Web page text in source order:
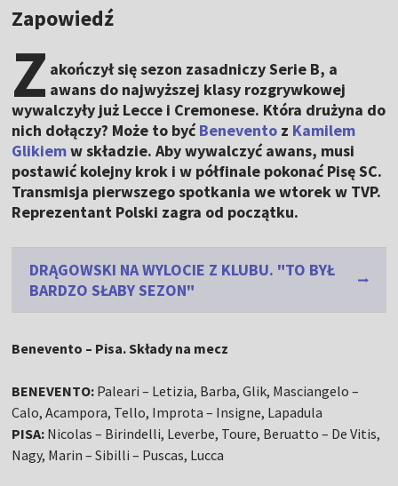
Zapowiedź
Z akończył się sezon zasadniczy Serie B, a
awans do najwyższej klasy rozgrywkowej
wywalczyły już Lecce i Cremonese. Która drużyna do
nich dołączy? Może to byćBenevento z Kamilem
Glikiemw składzie. Aby wywalczyć awans, musi
postawić kolejny krok i w półfinale pokonać Pisę SC.
Transmisja pierwszego spotkania we wtorek w TVP.
Reprezentant Polski zagra od początku.
DRĄGOWSKI NA WYLOCIE Z KLUBU. "TO BYŁ
BARDZO SŁABY SEZON"
Benevento – Pisa. Składy na mecz
BENEVENTO: Paleari – Letizia, Barba, Glik, Masciangelo –
Calo, Acampora, Tello, Improta – Insigne, Lapadula
PISA: Nicolas – Birindelli, Leverbe, Toure, Beruatto – De Vitis,
Nagy, Marin – Sibilli – Puscas, Lucca